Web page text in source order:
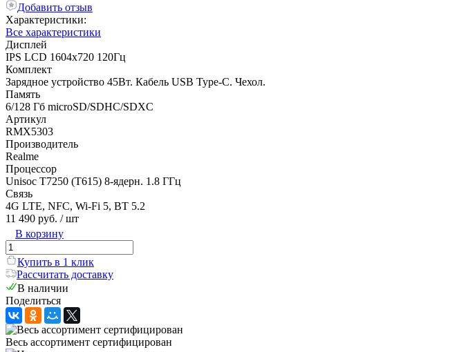
Добавить отзыв
Характеристики:
Все характеристики
Дисплей
IPS LCD 1604x720 120Гц
Комплект
Зарядное устройство 45Вт. Кабель USB Type-C. Чехол.
Память
6/128 Гб microSD/SDHC/SDXC
Артикул
RMX5303
Производитель
Realme
Процессор
Unisoc T7250 (T615) 8-ядерн. 1.8 ГГц
Связь
4G LTE, NFC, Wi-Fi 5, BT 5.2
11 490 руб. / шт
В корзину
Купить в 1 клик
Рассчитать доставку
В наличии
Поделиться
Весь ассортимент сертифицирован